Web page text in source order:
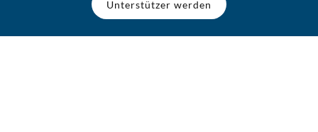
Unterstützer werden